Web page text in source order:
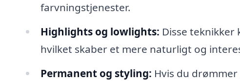
farvningstjenester.
Highlights og lowlights: Disse teknikker
hvilket skaber et mere naturligt og
Permanent og styling: Hvis du